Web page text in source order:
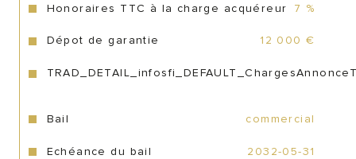
Les équipes bénéficient d'un
rangement/bureau dédié, vestiaire avec
Honoraires TTC à la charge acquéreur 7 %
Dépot de garantie 12 000 €
Bail commercial
Echéance du bail 2032-05-31